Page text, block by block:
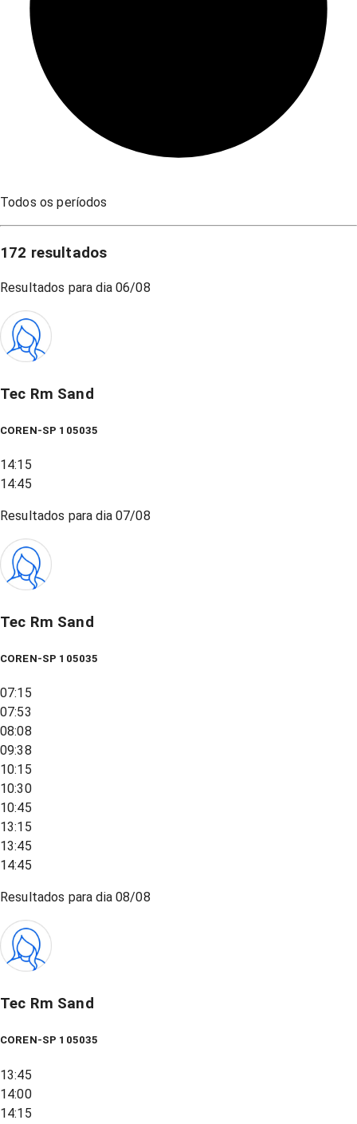
Todos os períodos
172 resultados
Resultados para dia 06/08
Tec Rm Sand
COREN-SP 105035
14:15
14:45
Resultados para dia07/08
Tec Rm Sand
COREN-SP 105035
07:15
07:53
08:08
09:38
10:15
10:30
10:45
13:15
13:45
14:45
Resultados para dia08/08
Tec Rm Sand
COREN-SP 105035
13:45
14:00
14:15